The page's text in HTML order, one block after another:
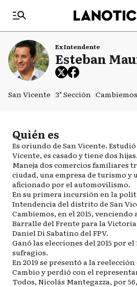
Ex Intendente
Esteban
San Vicente 3° Sección Cambiemos
Quién es
Es oriundo de San Vicente.
Vicente, es casado y tiene dos hijas.
Maneja dos comercios familiares
ciudad, una empresa de turismo y
aficionado por el automovilismo.
En su primera incursión en la
Intendencia del distrito de San
Cambiemos, en el 2015,
Barralle del Frente para la
Daniel Di Sabatino del FPV.
Ganó las elecciones del 2015 por el
sufragios.
En 2019 se presentó a la
Cambio y perdió con el
Todos, Nicolás Mantegazza, por